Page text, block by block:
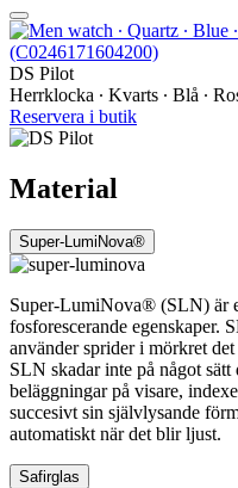
DS Pilot
Herrklocka ∙ Kvarts ∙ Blå ∙
Reservera i butik
Material
Super-LumiNova®
Super-LumiNova® (SLN) är
fosforescerande egenskaper.
använder sprider i mörkret
SLN skadar inte på något
beläggningar på visare,
succesivt sin självlysande
automatiskt när det blir ljust.
Safirglas